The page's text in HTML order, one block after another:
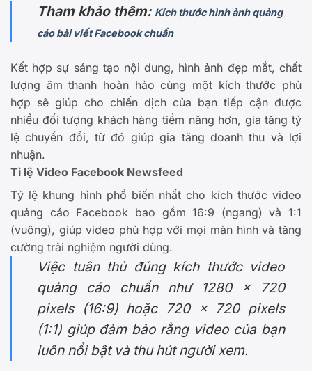
Tham khảo thêm: Kích thước hình ảnh quảng
cáo bài viết Facebook chuẩn
Kết hợp sự sáng tạo nội dung, hình ảnh đẹp mắt, chất
lượng âm thanh hoàn hảo cùng một kích thước phù
hợp sẽ giúp cho chiến dịch của bạn tiếp cận được
nhiều đối tượng khách hàng tiềm năng hơn, gia tăng tỷ
lệ chuyển đổi, từ đó giúp gia tăng doanh thu và lợi
nhuận.
Tỉ lệ Video Facebook Newsfeed
Tỷ lệ khung hình phổ biến nhất cho kích thước video
quảng cáo Facebook bao gồm 16:9 (ngang) và 1:1
(vuông), giúp video phù hợp với mọi màn hình và tăng
cường trải nghiệm người dùng.
Việc tuân thủ đúng kích thước video
quảng cáo chuẩn như 1280 x 720
pixels (16:9) hoặc 720 x 720 pixels
(1:1) giúp đảm bảo rằng video của bạn
luôn nổi bật và thu hút người xem.